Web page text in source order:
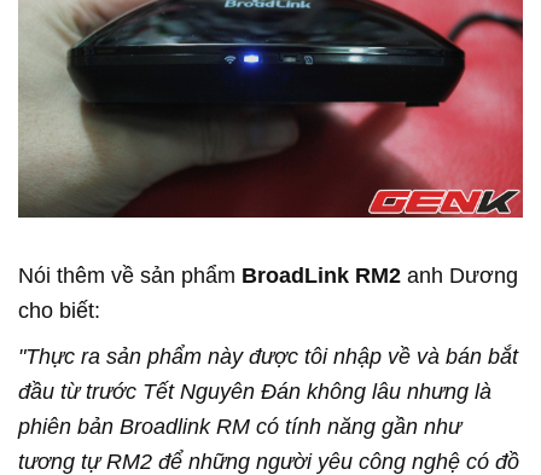
Nói thêm về sản phẩm BroadLink RM2 anh Dương
cho biết:
"Thực ra sản phẩm này được tôi nhập về và bán bắt
đầu từ trước Tết Nguyên Đán không lâu nhưng là
phiên bản Broadlink RM có tính năng gần như
tương tự RM2 để những người yêu công nghệ có đồ